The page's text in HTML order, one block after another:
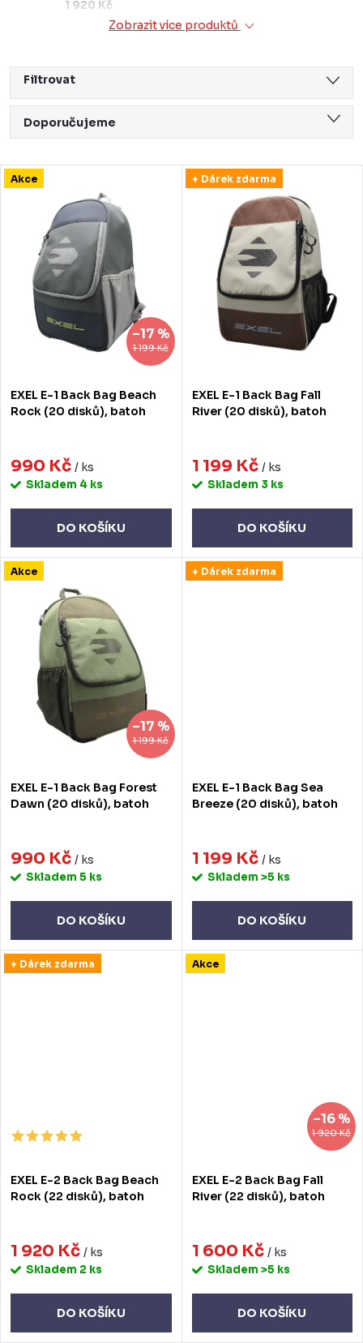
1 920 Kč
Zobrazit více produktů
Filtrovat
Ř
a
z
u
t
ů
Doporučujeme
Nejdražší
Nejprodávanější
Abecedně
V
d
k
Akce
1 199 Kč
–17 %
EXEL E-1 Back Bag Beach
Rock (20 disků), batoh
990 Kč / ks
Skladem 4 ks
DO KOŠÍKU
+ Dárek zdarma
EXEL E-1 Back Bag Fall
River (20 disků), batoh
1 199 Kč / ks
Skladem 3 ks
DO KOŠÍKU
Akce
1 199 Kč
–17 %
EXEL E-1 Back Bag Forest
Dawn (20 disků), batoh
990 Kč / ks
Skladem 5 ks
DO KOŠÍKU
+ Dárek zdarma
EXEL E-1 Back Bag Sea
Breeze (20 disků), batoh
1 199 Kč / ks
Skladem >5 ks
DO KOŠÍKU
+ Dárek zdarma
EXEL E-2 Back Bag Beach
Rock (22 disků), batoh
1 920 Kč / ks
Skladem 2 ks
DO KOŠÍKU
Akce
1 920 Kč
–16 %
EXEL E-2 Back Bag Fall
River (22 disků), batoh
1 600 Kč / ks
Skladem >5 ks
DO KOŠÍKU